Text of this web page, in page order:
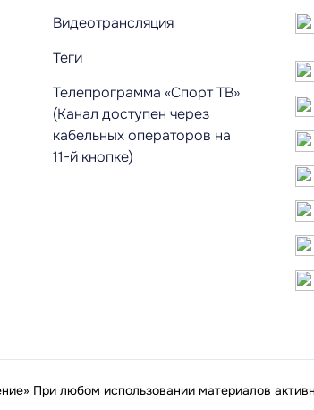
Видеотрансляция
Теги
Телепрограмма «Спорт ТВ»
(Канал доступен через
кабельных операторов на
11-й кнопке)
При любом использовании материалов